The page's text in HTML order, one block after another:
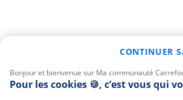
Bonjour et bienvenue sur Ma communauté
Pour les cookies 🍪, c’est vous qui
CONTINUER